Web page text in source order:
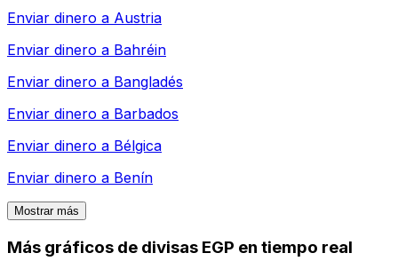
Enviar dinero a Austria
Enviar dinero a Bahréin
Enviar dinero a Bangladés
Enviar dinero a Barbados
Enviar dinero a Bélgica
Enviar dinero a Benín
Mostrar más
Más gráficos de divisas EGP en tiempo real